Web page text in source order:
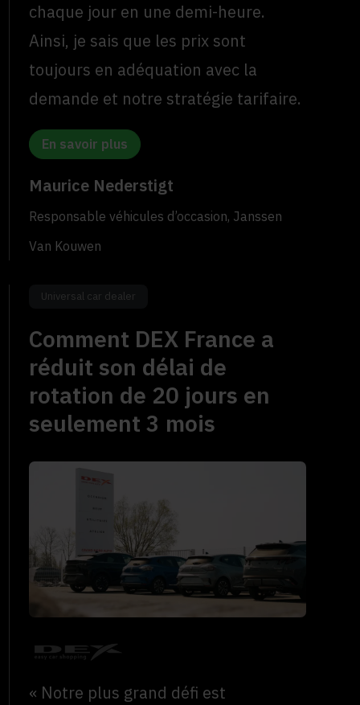
chaque jour en une demi-heure.
Ainsi, je sais que les prix sont
toujours en adéquation avec la
demande et notre stratégie tarifaire.
En savoir plus
Maurice Nederstigt
Responsable véhicules d’occasion, Janssen
Van Kouwen
Universal car dealer
Comment DEX France a
réduit son délai de
rotation de 20 jours en
seulement 3 mois
« Notre plus grand défi est